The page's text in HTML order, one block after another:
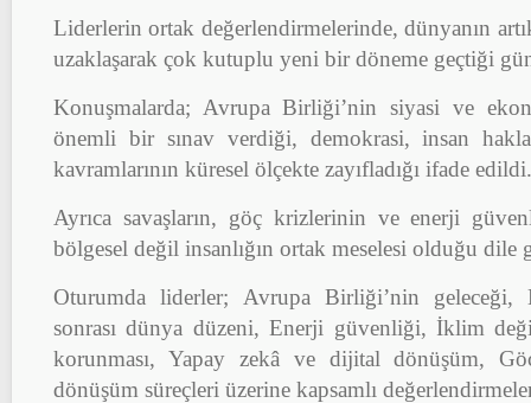
Liderlerin ortak değerlendirmelerinde, dünyanın
uzaklaşarak çok kutuplu yeni bir döneme geçtiği
Konuşmalarda; Avrupa Birliği’nin siyasi ve
önemli bir sınav verdiği, demokrasi, insan
kavramlarının küresel ölçekte zayıfladığı ifade edildi.
Ayrıca savaşların, göç krizlerinin ve enerji
bölgesel değil insanlığın ortak meselesi olduğu dile
Oturumda liderler; Avrupa Birliği’nin geleceği,
sonrası dünya düzeni, Enerji güvenliği, İklim
korunması, Yapay zekâ ve dijital dönüşüm,
dönüşüm süreçleri üzerine kapsamlı